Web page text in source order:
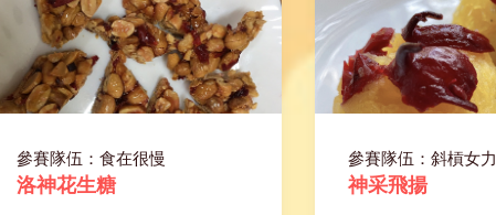
參賽隊伍：食在很慢
洛神花生糖
參賽隊伍：斜槓女力
神采飛揚